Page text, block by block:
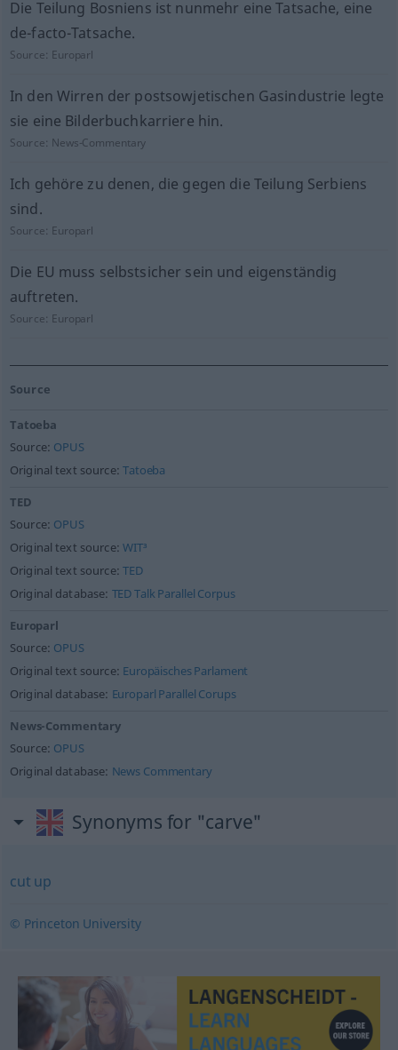
Die Teilung Bosniens ist nunmehr eine Tatsache, eine
de-facto-Tatsache.
Source: Europarl
In den Wirren der postsowjetischen Gasindustrie legte
sie eine Bilderbuchkarriere hin.
Source: News-Commentary
Ich gehöre zu denen, die gegen die Teilung Serbiens
sind.
Source: Europarl
Die EU muss selbstsicher sein und eigenständig
auftreten.
Source: Europarl
Source
Tatoeba
Source: OPUS
Original text source:Tatoeba
TED
Source: OPUS
Original text source:WIT³
Original text source:TED
Original database: TED Talk Parallel Corpus
Europarl
Source: OPUS
Original text source: Europäisches Parlament
Original database: Europarl Parallel Corups
News-Commentary
Source: OPUS
Original database: News Commentary
Synonyms for "carve"
cut up
© Princeton University